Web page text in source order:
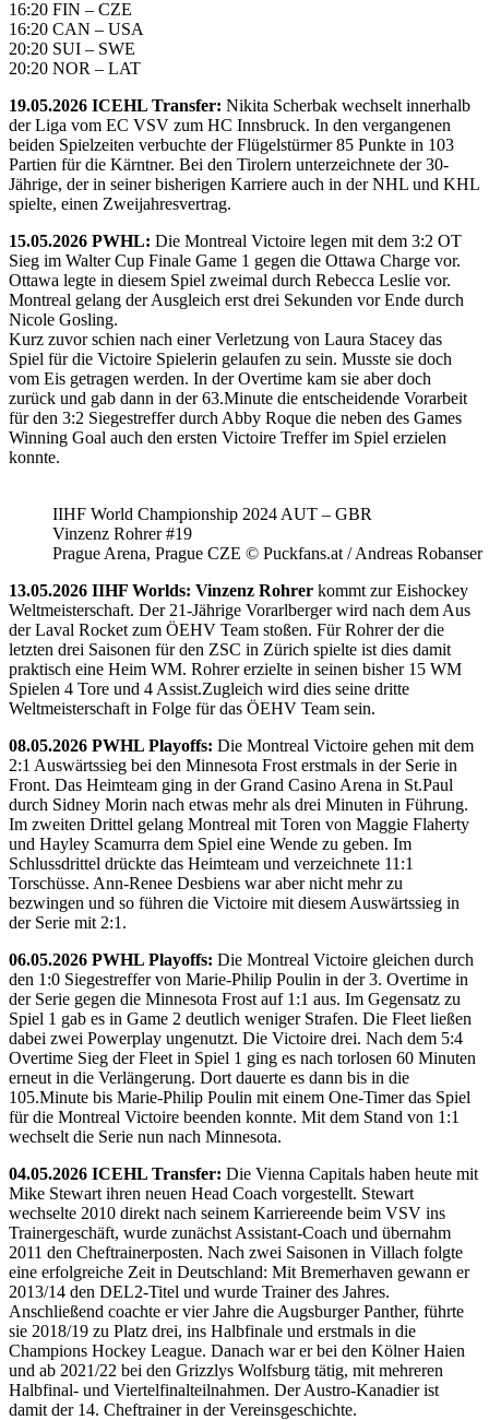
16:20 FIN – CZE
16:20 CAN – USA
20:20 SUI – SWE
20:20 NOR – LAT
19.05.2026 ICEHL Transfer: Nikita Scherbak wechselt innerhalb
der Liga vom EC VSV zum HC Innsbruck. In den vergangenen
beiden Spielzeiten verbuchte der Flügelstürmer 85 Punkte in 103
Partien für die Kärntner. Bei den Tirolern unterzeichnete der 30-
Jährige, der in seiner bisherigen Karriere auch in der NHL und KHL
spielte, einen Zweijahresvertrag.
15.05.2026 PWHL: Die Montreal Victoire legen mit dem 3:2 OT
Sieg im Walter Cup Finale Game 1 gegen die Ottawa Charge vor.
Ottawa legte in diesem Spiel zweimal durch Rebecca Leslie vor.
Montreal gelang der Ausgleich erst drei Sekunden vor Ende durch
Nicole Gosling.
Kurz zuvor schien nach einer Verletzung von Laura Stacey das
Spiel für die Victoire Spielerin gelaufen zu sein. Musste sie doch
vom Eis getragen werden. In der Overtime kam sie aber doch
zurück und gab dann in der 63.Minute die entscheidende Vorarbeit
für den 3:2 Siegestreffer durch Abby Roque die neben des Games
Winning Goal auch den ersten Victoire Treffer im Spiel erzielen
konnte.
IIHF World Championship 2024 AUT – GBR
Vinzenz Rohrer #19
Prague Arena, Prague CZE © Puckfans.at / Andreas Robanser
13.05.2026 IIHF Worlds: Vinzenz Rohrer kommt zur Eishockey
Weltmeisterschaft. Der 21-Jährige Vorarlberger wird nach dem Aus
der Laval Rocket zum ÖEHV Team stoßen. Für Rohrer der die
letzten drei Saisonen für den ZSC in Zürich spielte ist dies damit
praktisch eine Heim WM. Rohrer erzielte in seinen bisher 15 WM
Spielen 4 Tore und 4 Assist.Zugleich wird dies seine dritte
Weltmeisterschaft in Folge für das ÖEHV Team sein.
08.05.2026 PWHL Playoffs: Die Montreal Victoire gehen mit dem
2:1 Auswärtssieg bei den Minnesota Frost erstmals in der Serie in
Front. Das Heimteam ging in der Grand Casino Arena in St.Paul
durch Sidney Morin nach etwas mehr als drei Minuten in Führung.
Im zweiten Drittel gelang Montreal mit Toren von Maggie Flaherty
und Hayley Scamurra dem Spiel eine Wende zu geben. Im
Schlussdrittel drückte das Heimteam und verzeichnete 11:1
Torschüsse. Ann-Renee Desbiens war aber nicht mehr zu
bezwingen und so führen die Victoire mit diesem Auswärtssieg in
der Serie mit 2:1.
06.05.2026 PWHL Playoffs: Die Montreal Victoire gleichen durch
den 1:0 Siegestreffer von Marie-Philip Poulin in der 3. Overtime in
der Serie gegen die Minnesota Frost auf 1:1 aus. Im Gegensatz zu
Spiel 1 gab es in Game 2 deutlich weniger Strafen. Die Fleet ließen
dabei zwei Powerplay ungenutzt. Die Victoire drei. Nach dem 5:4
Overtime Sieg der Fleet in Spiel 1 ging es nach torlosen 60 Minuten
erneut in die Verlängerung. Dort dauerte es dann bis in die
105.Minute bis Marie-Philip Poulin mit einem One-Timer das Spiel
für die Montreal Victoire beenden konnte. Mit dem Stand von 1:1
wechselt die Serie nun nach Minnesota.
04.05.2026 ICEHL Transfer: Die Vienna Capitals haben heute mit
Mike Stewart ihren neuen Head Coach vorgestellt. Stewart
wechselte 2010 direkt nach seinem Karriereende beim VSV ins
Trainergeschäft, wurde zunächst Assistant-Coach und übernahm
2011 den Cheftrainerposten. Nach zwei Saisonen in Villach folgte
eine erfolgreiche Zeit in Deutschland: Mit Bremerhaven gewann er
2013/14 den DEL2-Titel und wurde Trainer des Jahres.
Anschließend coachte er vier Jahre die Augsburger Panther, führte
sie 2018/19 zu Platz drei, ins Halbfinale und erstmals in die
Champions Hockey League. Danach war er bei den Kölner Haien
und ab 2021/22 bei den Grizzlys Wolfsburg tätig, mit mehreren
Halbfinal- und Viertelfinalteilnahmen. Der Austro-Kanadier ist
damit der 14. Cheftrainer in der Vereinsgeschichte.